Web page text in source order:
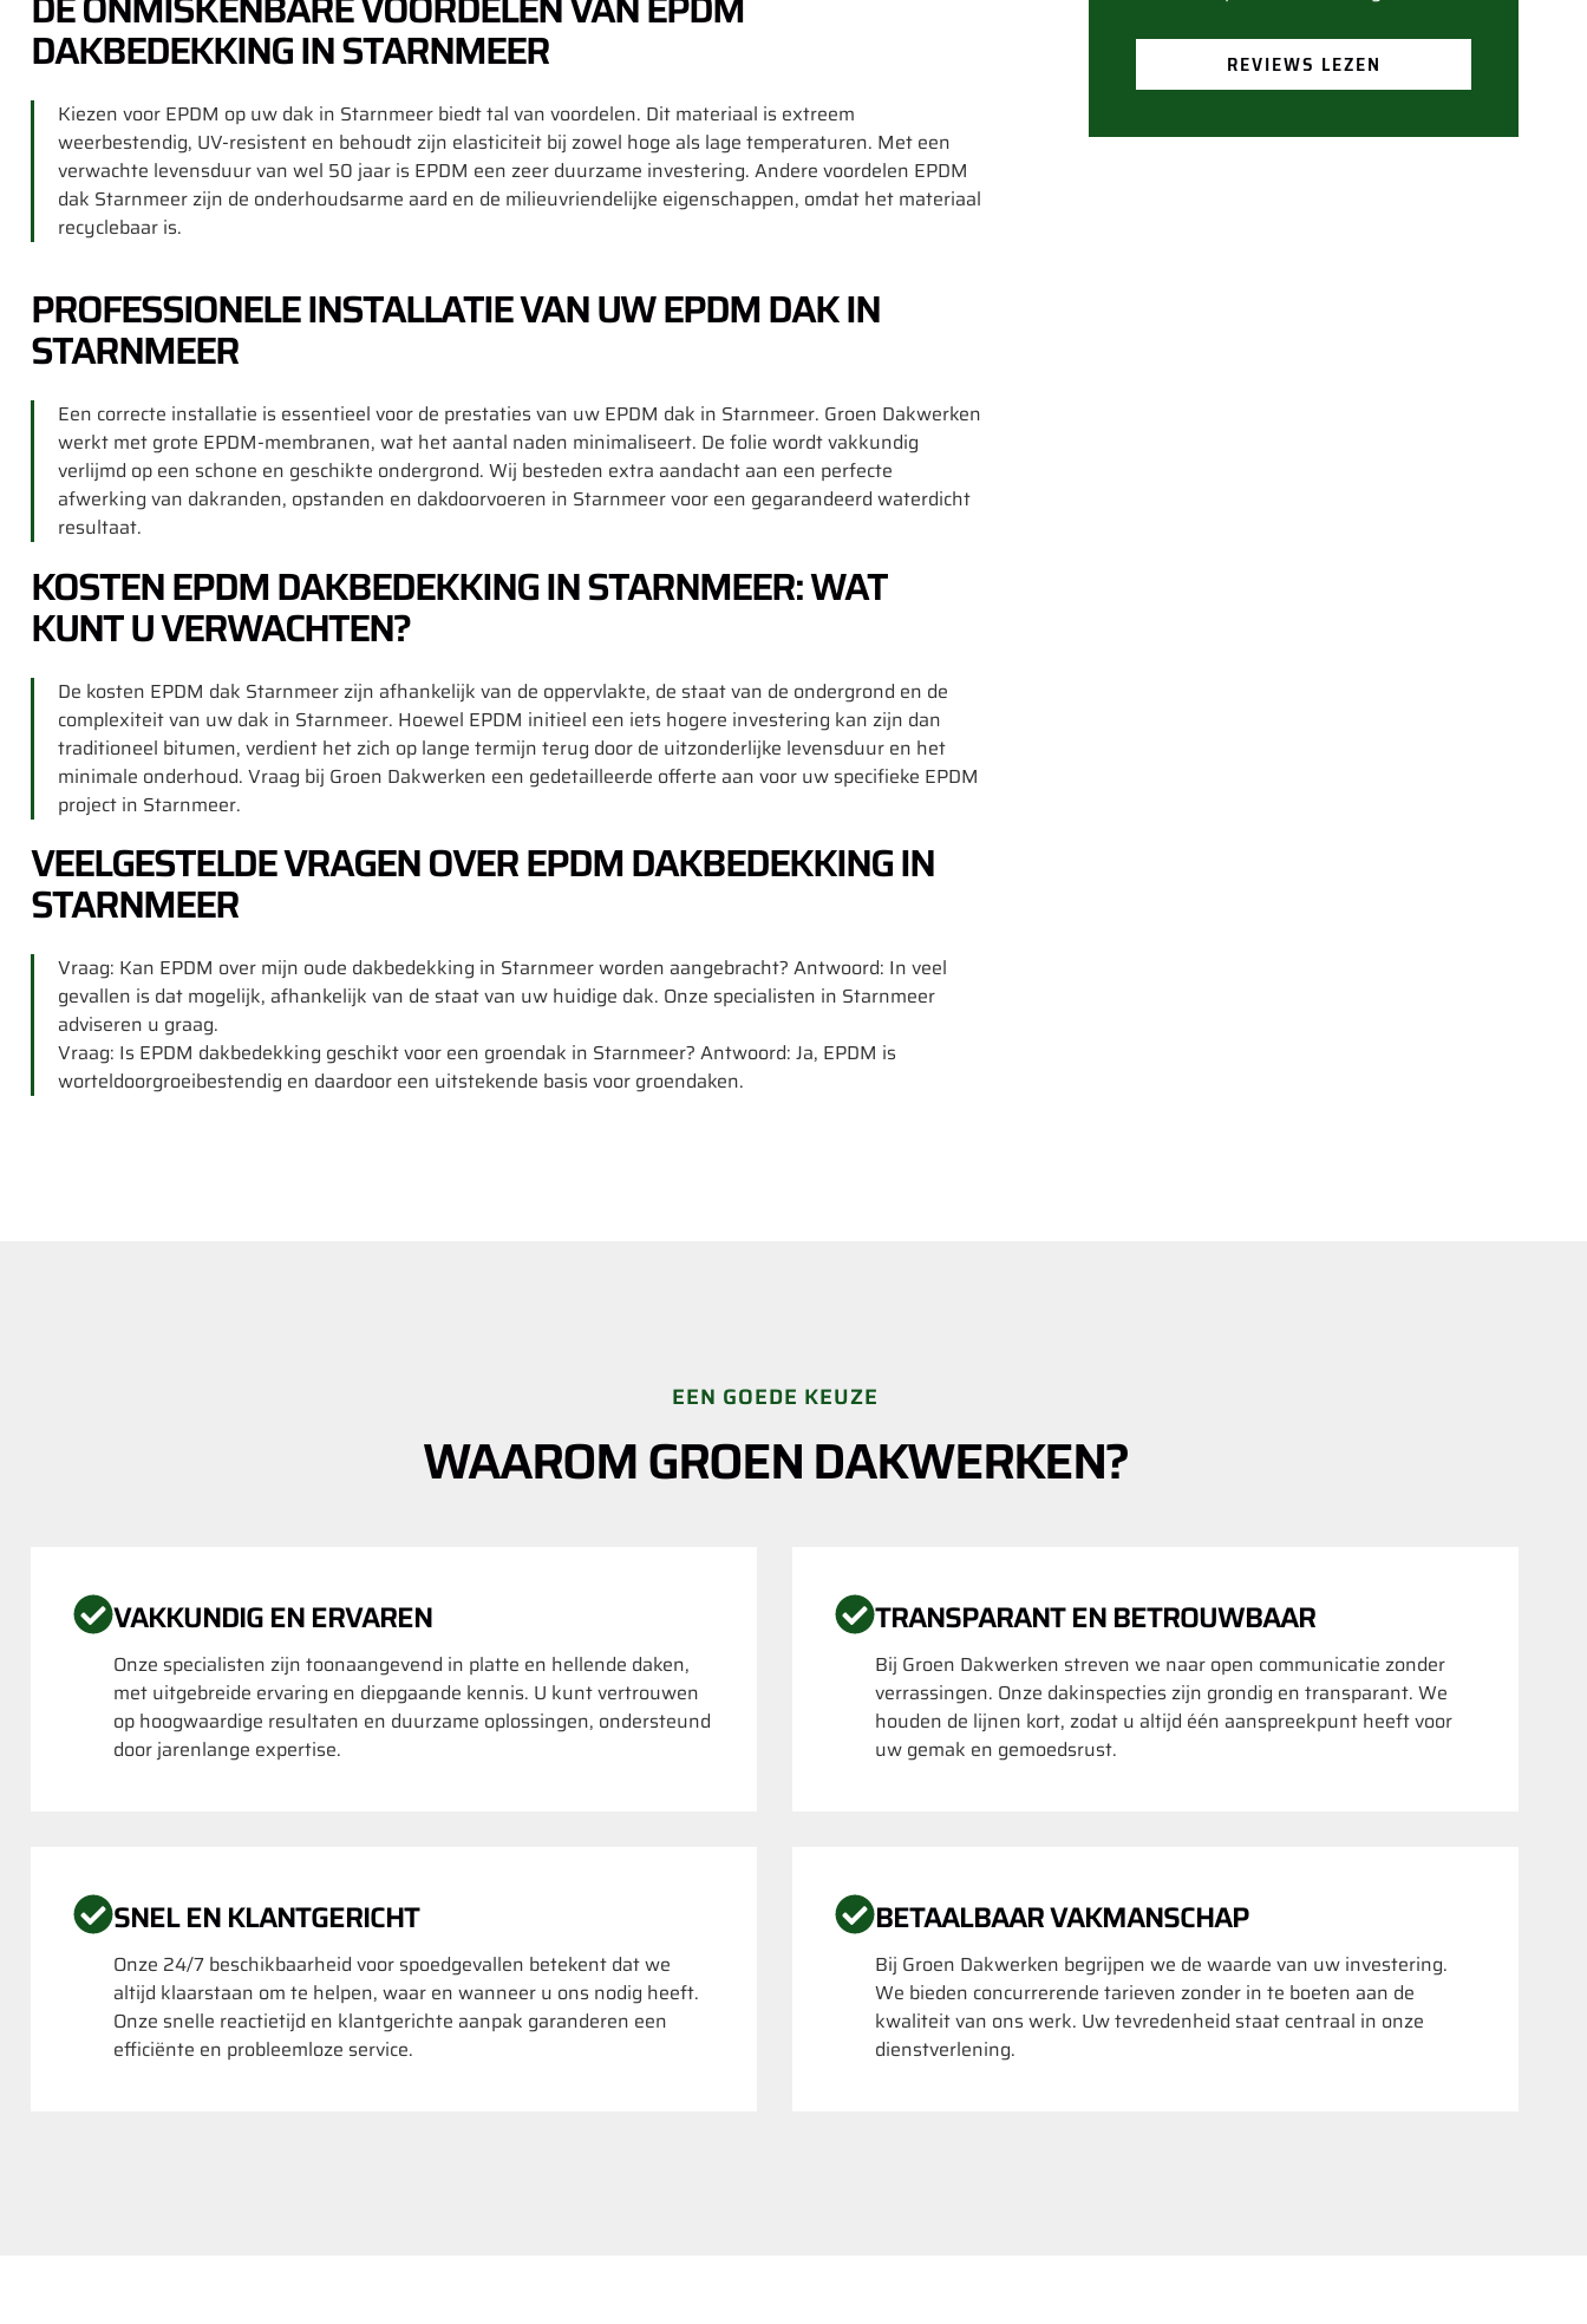
DAKBEDEKKING IN STARNMEER
Kiezen voor EPDM op uw dak in Starnmeer biedt tal van voordelen. Dit materiaal is extreem
weerbestendig, UV-resistent en behoudt zijn elasticiteit bij zowel hoge als lage temperaturen. Met een
verwachte levensduur van wel 50 jaar is EPDM een zeer duurzame investering. Andere voordelen EPDM
dak Starnmeer zijn de onderhoudsarme aard en de milieuvriendelijke eigenschappen, omdat het materiaal
recyclebaar is.
PROFESSIONELE INSTALLATIE VAN UW EPDM DAK IN
STARNMEER
Een correcte installatie is essentieel voor de prestaties van uw EPDM dak in Starnmeer. Groen Dakwerken
werkt met grote EPDM-membranen, wat het aantal naden minimaliseert. De folie wordt vakkundig
verlijmd op een schone en geschikte ondergrond. Wij besteden extra aandacht aan een perfecte
afwerking van dakranden, opstanden en dakdoorvoeren in Starnmeer voor een gegarandeerd waterdicht
resultaat.
KOSTEN EPDM DAKBEDEKKING IN STARNMEER: WAT
KUNT U VERWACHTEN?
De kosten EPDM dak Starnmeer zijn afhankelijk van de oppervlakte, de staat van de ondergrond en de
complexiteit van uw dak in Starnmeer. Hoewel EPDM initieel een iets hogere investering kan zijn dan
traditioneel bitumen, verdient het zich op lange termijn terug door de uitzonderlijke levensduur en het
minimale onderhoud. Vraag bij Groen Dakwerken een gedetailleerde offerte aan voor uw specifieke EPDM
project in Starnmeer.
VEELGESTELDE VRAGEN OVER EPDM DAKBEDEKKING IN
STARNMEER
Vraag: Kan EPDM over mijn oude dakbedekking in Starnmeer worden aangebracht? Antwoord: In veel
gevallen is dat mogelijk, afhankelijk van de staat van uw huidige dak. Onze specialisten in Starnmeer
adviseren u graag.
Vraag: Is EPDM dakbedekking geschikt voor een groendak in Starnmeer? Antwoord: Ja, EPDM is
worteldoorgroeibestendig en daardoor een uitstekende basis voor groendaken.
REVIEWS LEZEN
EEN GOEDE KEUZE
WAAROM GROEN DAKWERKEN?
VAKKUNDIG EN ERVAREN
Onze specialisten zijn toonaangevend in platte en hellende daken,
met uitgebreide ervaring en diepgaande kennis. U kunt vertrouwen
op hoogwaardige resultaten en duurzame oplossingen, ondersteund
door jarenlange expertise.
TRANSPARANT EN BETROUWBAAR
Bij Groen Dakwerken streven we naar open communicatie zonder
verrassingen. Onze dakinspecties zijn grondig en transparant. We
houden de lijnen kort, zodat u altijd één aanspreekpunt heeft voor
uw gemak en gemoedsrust.
SNEL EN KLANTGERICHT
Onze 24/7 beschikbaarheid voor spoedgevallen betekent dat we
altijd klaarstaan om te helpen, waar en wanneer u ons nodig heeft.
Onze snelle reactietijd en klantgerichte aanpak garanderen een
efficiënte en probleemloze service.
BETAALBAAR VAKMANSCHAP
Bij Groen Dakwerken begrijpen we de waarde van uw investering.
We bieden concurrerende tarieven zonder in te boeten aan de
kwaliteit van ons werk. Uw tevredenheid staat centraal in onze
dienstverlening.